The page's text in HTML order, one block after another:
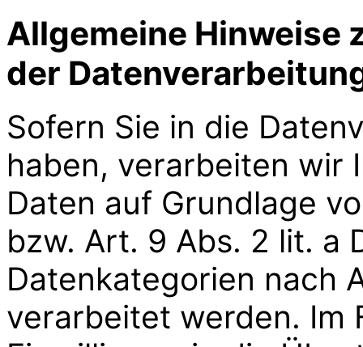
Allgemeine Hinweise
der
Sofern Sie in die
haben, verarbeiten wir
Daten auf Grundlage
bzw. Art. 9 Abs. 2 lit. a
Datenkategorien nach
verarbeitet werden. Im